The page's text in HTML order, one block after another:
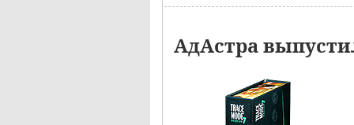
АдАстра